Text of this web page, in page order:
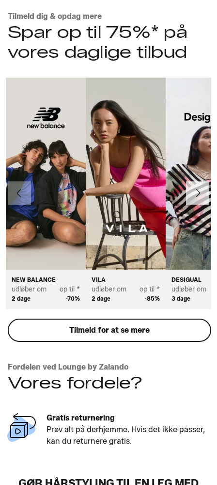
Tilmeld dig & opdag mere
Spar op til 75%* på
vores daglige tilbud
NEW BALANCE
udløber om
2 dage
op til *
-70%
VILA
udløber om
2 dage
op til *
-85%
DESIGUAL
udløber om
3 dage
Forrige Næste
Tilmeld for at se mere
Fordelen ved Lounge by Zalando
Vores fordele?
Gratis returnering
Prøv alt på derhjemme. Hvis det ikke passer,
kan du returnere gratis.